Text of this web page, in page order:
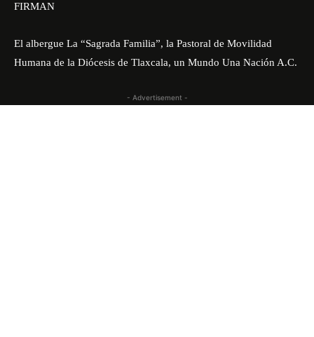
FIRMAN
El albergue La “Sagrada Familia”, la Pastoral de Movilidad
Humana de la Diócesis de Tlaxcala, un Mundo Una Nación A.C.
- Advertisement -